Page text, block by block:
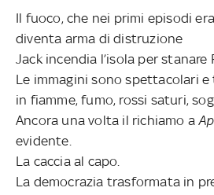
Il fuoco, che nei primi episodi
diventa arma di distruzione
Jack incendia l’isola per stanare
Le immagini sono spettacolari
in fiamme, fumo, rossi saturi,
Ancora una volta il richiamo a
evidente.
La caccia al capo.
La democrazia trasformata in